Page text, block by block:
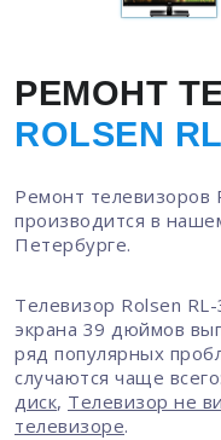
РЕМОНТ
ROLSEN
Ремонт телевизоров
производится в
Петербурге.
Телевизор Rolsen
экрана 39 дюймов
ряд популярных
случаются чаще всего:
диск, Телевизор не
телевизоре.